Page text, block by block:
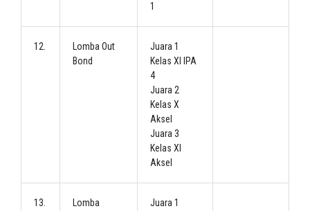
1
12.
Lomba Out
Bond
Juara 1
Kelas XI IPA
4
Juara 2
Kelas X
Aksel
Juara 3
Kelas XI
Aksel
13.
Lomba
Juara 1